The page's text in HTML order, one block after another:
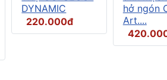
DYNAMIC
220.000đ
hở ngón
Art....